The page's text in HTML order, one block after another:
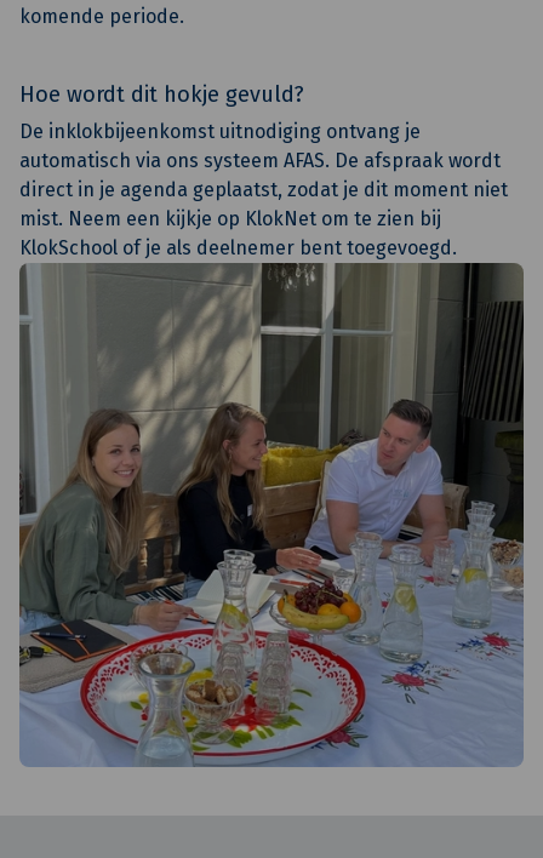
komende periode.
Hoe wordt dit hokje gevuld?
De inklokbijeenkomst uitnodiging ontvang je
automatisch via ons systeem AFAS. De afspraak wordt
direct in je agenda geplaatst, zodat je dit moment niet
mist. Neem een kijkje op KlokNet om te zien bij
KlokSchool of je als deelnemer bent toegevoegd.